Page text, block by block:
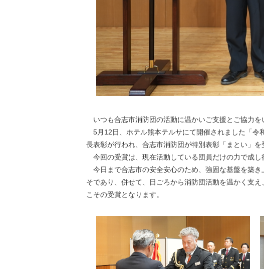
いつも合志市消防団の活動に温かいご支援とご協力を
5月12日、ホテル熊本テルサにて開催されました「令
長表彰が行われ、合志市消防団が特別表彰「まとい」を
今回の受賞は、現在活動している団員だけの力で成し
今日まで合志市の安全安心のため、強固な基盤を築
そであり、併せて、日ごろから消防団活動を温かく支
こその受賞となります。